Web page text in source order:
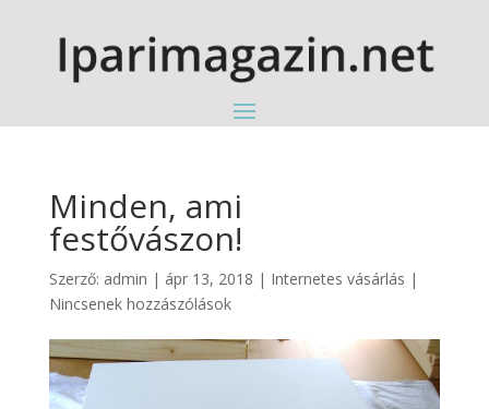
Minden, ami
festővászon!
Szerző: admin | ápr 13, 2018 | Internetes vásárlás |
Nincsenek hozzászólások